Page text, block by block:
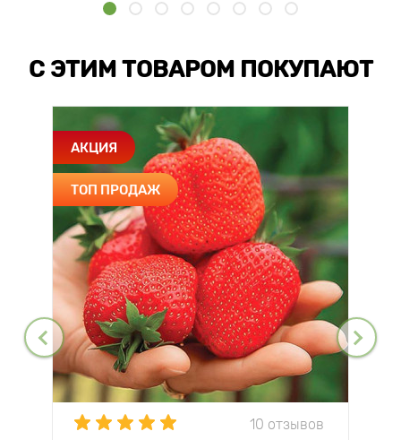
С ЭТИМ ТОВАРОМ ПОКУПАЮТ
АКЦИЯ
ТОП ПРОДАЖ
10 отзывов